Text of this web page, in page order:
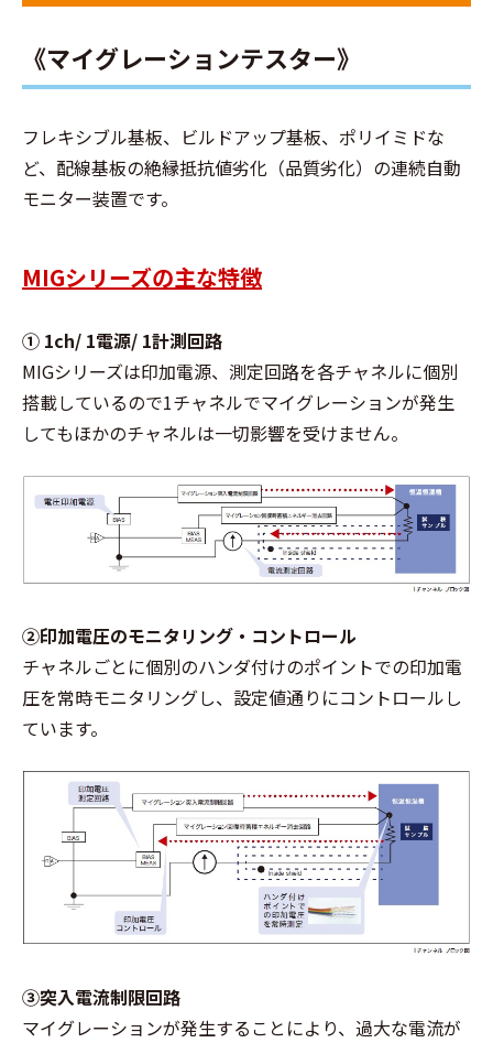
《マイグレーションテスター》
フレキシブル基板、ビルドアップ基板、ポリイミドな
ど、配線基板の絶縁抵抗値劣化（品質劣化）の連続自動
モニター装置です。
MIGシリーズの主な特徴
① 1ch/ 1電源/ 1計測回路
MIGシリーズは印加電源、測定回路を各チャネルに個別
搭載しているので1チャネルでマイグレーションが発生
してもほかのチャネルは一切影響を受けません。
②印加電圧のモニタリング・コントロール
チャネルごとに個別のハンダ付けのポイントでの印加電
圧を常時モニタリングし、設定値通りにコントロールし
ています。
③突入電流制限回路
マイグレーションが発生することにより、過大な電流が